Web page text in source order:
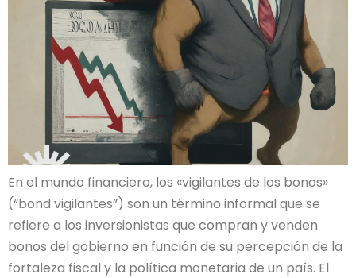
En el mundo financiero, los «vigilantes de los bonos»
(“bond vigilantes”) son un término informal que se
refiere a los inversionistas que compran y venden
bonos del gobierno en función de su percepción de la
fortaleza fiscal y la política monetaria de un país. El